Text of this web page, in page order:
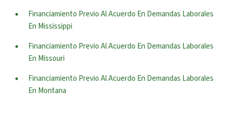
Financiamiento Previo Al Acuerdo En Demandas Laborales
En Mississippi
Financiamiento Previo Al Acuerdo En Demandas Laborales
En Missouri
Financiamiento Previo Al Acuerdo En Demandas Laborales
En Montana